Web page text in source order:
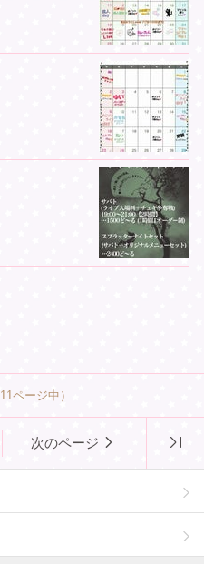
11ページ中）
次のページ